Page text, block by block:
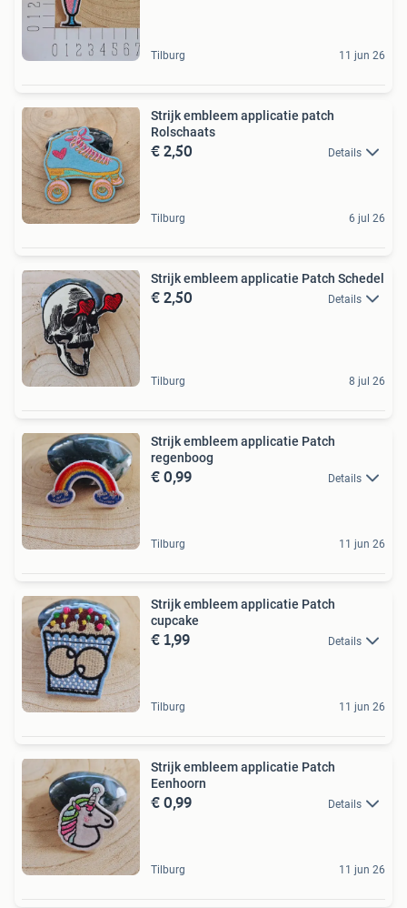
Tilburg 11 jun 26
Strijk embleem applicatie patch
Rolschaats
€ 2,50 Details
Tilburg 6 jul 26
Strijk embleem applicatie Patch Schedel
€ 2,50 Details
Tilburg 8 jul 26
Strijk embleem applicatie Patch
regenboog
€ 0,99 Details
Tilburg 11 jun 26
Strijk embleem applicatie Patch
cupcake
€ 1,99 Details
Tilburg 11 jun 26
Strijk embleem applicatie Patch
Eenhoorn
€ 0,99 Details
Tilburg 11 jun 26